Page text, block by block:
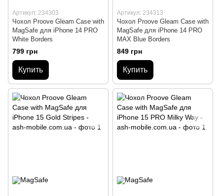
Артикул: 234303
Чохол Proove Gleam Case with
MagSafe для iPhone 14 PRO
White Borders
799 грн
Купить
Артикул: 234313
Чохол Proove Gleam Case with
MagSafe для iPhone 14 PRO
MAX Blue Borders
849 грн
Купить